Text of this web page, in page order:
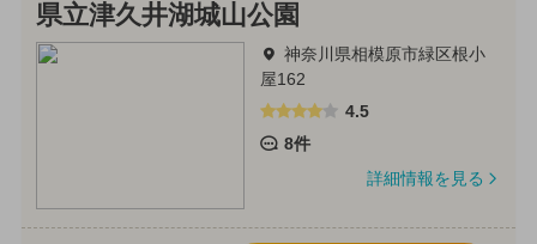
県立津久井湖城山公園
神奈川県相模原市緑区根小
屋162
4.5
8件
詳細情報を見る